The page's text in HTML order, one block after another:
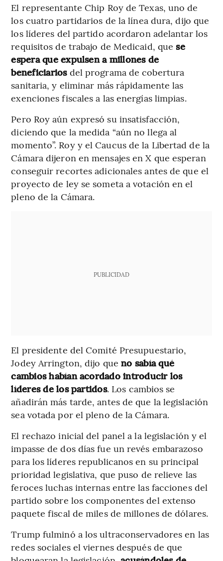
El representante Chip Roy de Texas, uno de
los cuatro partidarios de la línea dura, dijo que
los líderes del partido acordaron adelantar los
requisitos de trabajo de Medicaid, quese
espera que expulsen a millones de
beneficiariosdel programa de cobertura
sanitaria, y eliminar más rápidamente las
exenciones fiscales a las energías limpias.
Pero Roy aún expresó su insatisfacción,
diciendo que la medida “aún no llega al
momento”. Roy y el Caucus de la Libertad de la
Cámara dijeron en mensajes en X que esperan
conseguir recortes adicionales antes de que el
proyecto de ley se someta a votación en el
pleno de la Cámara.
PUBLICIDAD
El presidente del Comité Presupuestario,
Jodey Arrington, dijo que no sabía qué
cambios habían acordado introducir los
líderes de los partidos. Los cambios se
añadirán más tarde, antes de que la legislación
sea votada por el pleno de la Cámara.
El rechazo inicial del panel a la legislación y el
impasse de dos días fue un revés embarazoso
para los líderes republicanos en su principal
prioridad legislativa, que puso de relieve las
feroces luchas internas entre las facciones del
partido sobre los componentes del extenso
paquete fiscal de miles de millones de dólares.
Trump fulminó a los ultraconservadores en las
redes sociales el viernes después de que